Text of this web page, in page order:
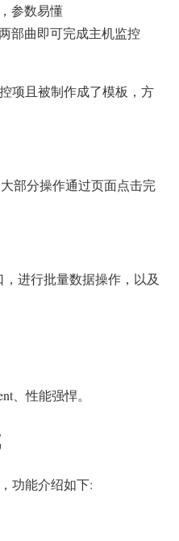
参数易懂
部曲即可完成主机监控
项且被制作成了模板，方
部分操作通过页面点击完
进行批量数据操作，以及
、性能强悍。
功能介绍如下: